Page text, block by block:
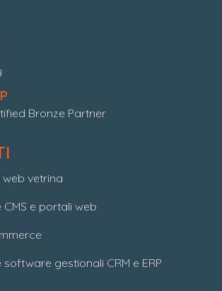
web vetrina
CMS e portali web
software gestionali CRM e ERP